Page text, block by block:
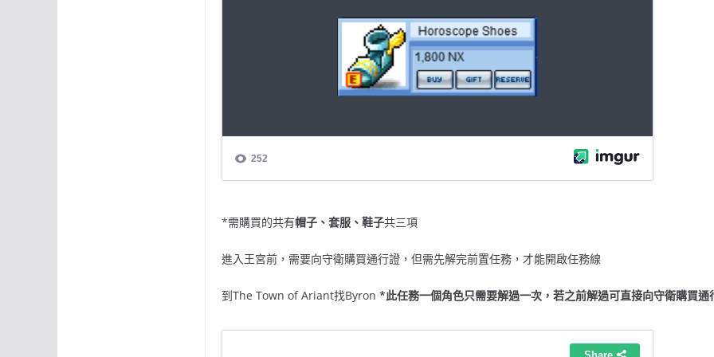
*需購買的共有帽子、套服、鞋子共三項
進入王宮前，需要向守衛購買通行證，但需先解完前置任務，才能開啟任務線
到The Town of Ariant找Byron *此任務一個角色只需要解過一次，若之前解過可直接向守衛購買通